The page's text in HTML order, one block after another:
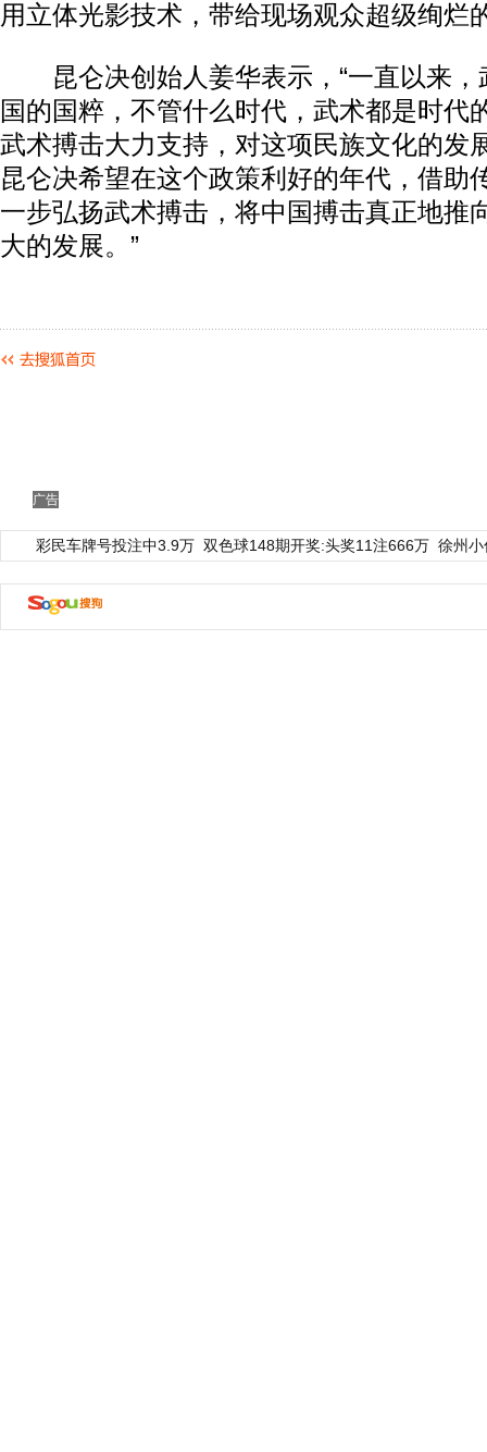
用立体光影技术，带给现场观众超级绚烂
昆仑决创始人姜华表示，“一直以来，
国的国粹，不管什么时代，武术都是时代
武术搏击大力支持，对这项民族文化的发
昆仑决希望在这个政策利好的年代，借助
一步弘扬武术搏击，将中国搏击真正地推
大的发展。”
广告
彩民车牌号投注中3.9万 双色球148期开奖:头奖11注666万 徐州
动物系恋人啊 | 钟欣潼体验爱情哲学 南